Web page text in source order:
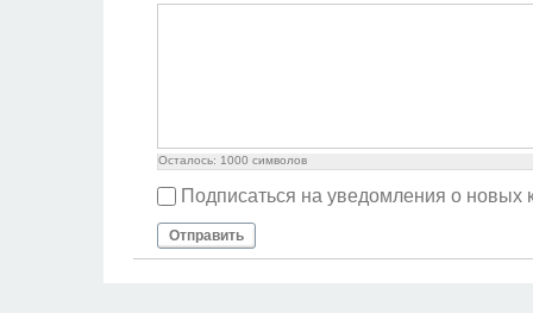
Осталось: 1000 символов
Подписаться на уведомления о новых
Отправить